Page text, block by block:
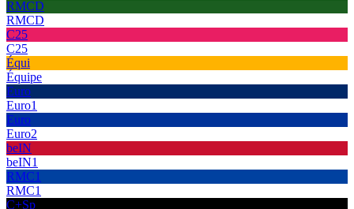
RMCD
RMCD
C25
C25
Équi
Équipe
Euro
Euro1
Euro
Euro2
beIN
beIN1
RMC1
RMC1
C+Sp